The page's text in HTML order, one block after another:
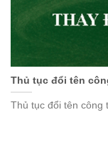
Thủ tục đổi tên
Thủ tục đổi tên công